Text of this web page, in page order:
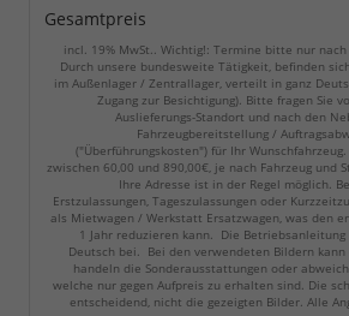
Gesamtpreis
incl. 19% MwSt.. Wichtig!: Termine bitte nur
Durch unsere bundesweite Tätigkeit, befinden
im Außenlager / Zentrallager, verteilt in ganz
Zugang zur Besichtigung). Bitte fragen Sie
Auslieferungs-Standort und nach den
Fahrzeugbereitstellung /
("Überführungskosten") für Ihr
zwischen 60,00 und 890,00€, je nach Fahrzeug und
Ihre Adresse ist in der Regel möglich.
Erstzulassungen, Tageszulassungen oder
als Mietwagen / Werkstatt Ersatzwagen, was den
1 Jahr reduzieren kann. Die
Deutsch bei. Bei den verwendeten Bildern
handeln die Sonderausstattungen oder
welche nur gegen Aufpreis zu erhalten sind. Die
entscheidend, nicht die gezeigten Bilder. Alle